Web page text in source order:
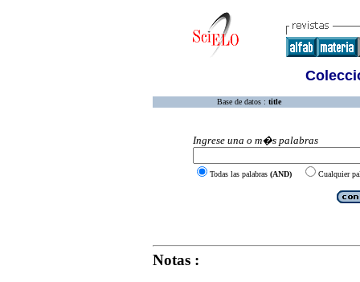
Base de datos : title
Ingrese una o m�s palabras
Todas las palabras (AND) Cualquier
Notas :